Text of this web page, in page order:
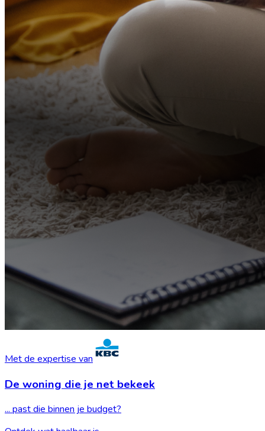
Met de expertise van
De woning die je net bekeek
... past die binnen je budget?